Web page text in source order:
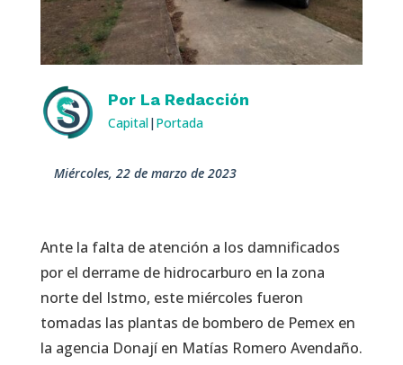
Por La Redacción
Capital| Portada
miércoles, 22 de marzo de 2023
Ante la falta de atención a los damnificados
por el derrame de hidrocarburo en la zona
norte del Istmo, este miércoles fueron
tomadas las plantas de bombero de Pemex en
la agencia Donají en Matías Romero Avendaño.